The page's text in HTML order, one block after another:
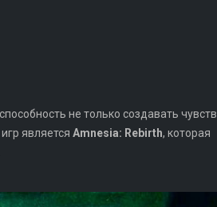
не только создавать
является Amnesia: Rebirth, которая